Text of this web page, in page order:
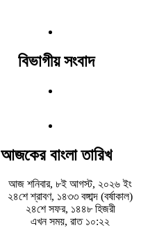
বিভাগীয় সংবাদ
আজকের বাংলা তারিখ
আজ শনিবার, ৮ই আগস্ট, ২০২৬ ইং
২৪শে শ্রাবণ, ১৪৩৩ বঙ্গাব্দ (বর্ষাকাল)
২৪শে সফর, ১৪৪৮ হিজরী
এখন সময়, রাত ১০:২২